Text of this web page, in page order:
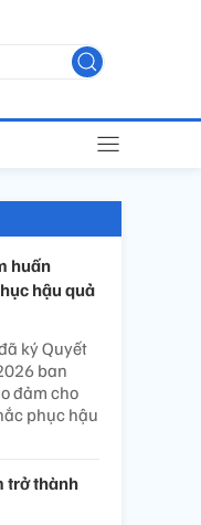
huấn
hậu quả
ký Quyết
ban
đảm cho
phục hậu
trở thành